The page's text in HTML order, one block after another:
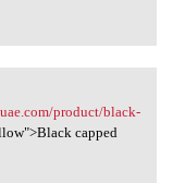
product/black-
capped